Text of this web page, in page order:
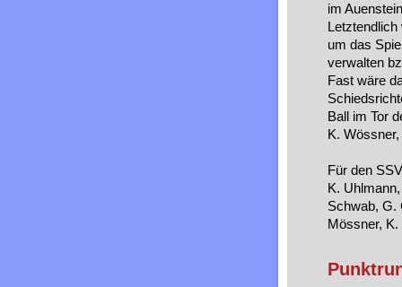
im
Letztendlich
um das
verwalten
Fast wäre
Ball im Tor
K.
Für den
K.
Schwab, G.
Mössner, K.